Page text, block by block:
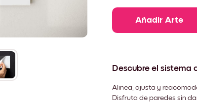
Añadir Arte
Descubre el sistema
Alinea, ajusta y
Disfruta de paredes sin